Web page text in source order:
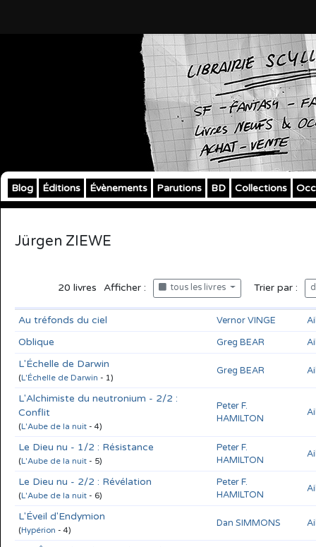
Blog Éditions Évènements Parutions BD Collections
Jürgen ZIEWE
20 livres Afficher : tous les livres Trier par :
Au tréfonds du ciel Vernor VINGE
Oblique Greg BEAR
L'Échelle de Darwin
(L'Échelle de Darwin - 1)
Greg BEAR
L'Alchimiste du neutronium - 2/2 :
Conflit
(L'Aube de la nuit - 4)
Peter F.
HAMILTON
Le Dieu nu - 1/2 : Résistance
(L'Aube de la nuit - 5)
Peter F.
HAMILTON
Le Dieu nu - 2/2 : Révélation
(L'Aube de la nuit - 6)
Peter F.
HAMILTON
L'Éveil d'Endymion
(Hypérion - 4)
Dan SIMMONS